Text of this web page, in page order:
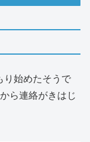
り始めたそうで
ら連絡がきはじ